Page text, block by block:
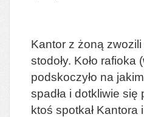
Kantor z żoną
stodoły. Koło rafioka
podskoczyło na
spadła i dotkliwie się
ktoś spotkał Kantora